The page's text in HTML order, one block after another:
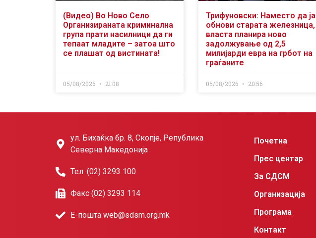
(Видео) Во Ново Село
Организираната криминална
група прати насилници да ги
тепаат младите – затоа што
се плашат од вистината!
05/08/2026 21:08
Трифуновски: Наместо да ја
обнови старата железница,
власта планира ново
задолжување од 2,5
милијарди евра на грбот на
граѓаните
05/08/2026 20:56
ул. Бихаќка бр. 8, Скопје, Република
Северна Македонија
Тел. (02) 3293 100
Факс (02) 3293 114
Е-пошта web@sdsm.org.mk
Почетна
Прес центар
За СДСМ
Организација
Програма
Контакт